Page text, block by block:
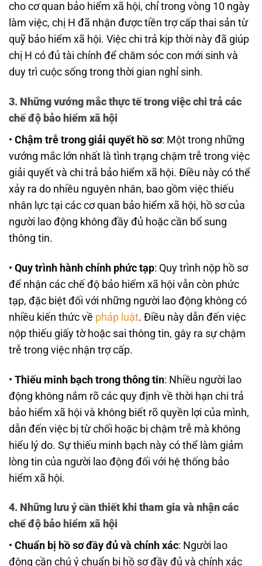
cho cơ quan bảo hiểm xã hội, chỉ trong vòng 10 ngày
làm việc, chị H đã nhận được tiền trợ cấp thai sản từ
quỹ bảo hiểm xã hội. Việc chi trả kịp thời này đã giúp
chị H có đủ tài chính để chăm sóc con mới sinh và
duy trì cuộc sống trong thời gian nghỉ sinh.
3. Những vướng mắc thực tế trong việc chi trả các
chế độ bảo hiểm xã hội
• Chậm trễ trong giải quyết hồ sơ: Một trong những
vướng mắc lớn nhất là tình trạng chậm trễ trong việc
giải quyết và chi trả bảo hiểm xã hội. Điều này có thể
xảy ra do nhiều nguyên nhân, bao gồm việc thiếu
nhân lực tại các cơ quan bảo hiểm xã hội, hồ sơ của
người lao động không đầy đủ hoặc cần bổ sung
thông tin.
• Quy trình hành chính phức tạp: Quy trình nộp hồ sơ
để nhận các chế độ bảo hiểm xã hội vẫn còn phức
tạp, đặc biệt đối với những người lao động không có
nhiều kiến thức về pháp luật. Điều này dẫn đến việc
nộp thiếu giấy tờ hoặc sai thông tin, gây ra sự chậm
trễ trong việc nhận trợ cấp.
• Thiếu minh bạch trong thông tin: Nhiều người lao
động không nắm rõ các quy định về thời hạn chi trả
bảo hiểm xã hội và không biết rõ quyền lợi của mình,
dẫn đến việc bị từ chối hoặc bị chậm trễ mà không
hiểu lý do. Sự thiếu minh bạch này có thể làm giảm
lòng tin của người lao động đối với hệ thống bảo
hiểm xã hội.
4. Những lưu ý cần thiết khi tham gia và nhận các
chế độ bảo hiểm xã hội
• Chuẩn bị hồ sơ đầy đủ và chính xác: Người lao
động cần chú ý chuẩn bị hồ sơ đầy đủ và chính xác